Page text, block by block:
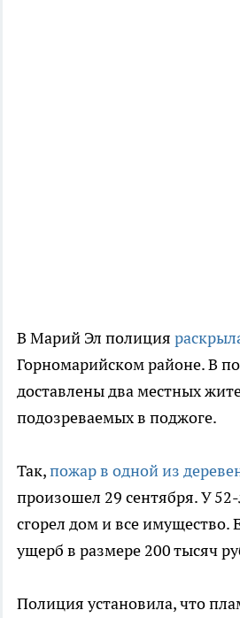
В Марий Эл полиция
Горномарийском районе. В
доставлены два местных
подозреваемых в поджоге.
Так,пожар в одной из
произошел 29 сентября. У
сгорел дом и все
ущерб в размере 200 тысяч
Полиция установила, что